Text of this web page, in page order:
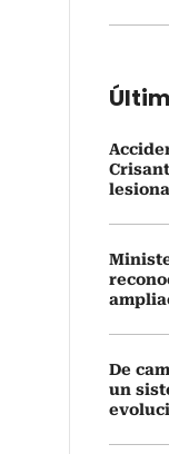
De
un